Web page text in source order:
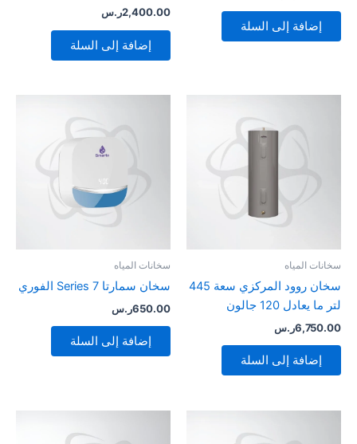
إضافة إلى السلة
2,400.00ر.س
إضافة إلى السلة
سخانات المياه
سخان روود المركزي سعة 445
لتر ما يعادل 120 جالون
6,750.00ر.س
إضافة إلى السلة
سخانات المياه
سخان سمارتا 7 Series الفوري
650.00ر.س
إضافة إلى السلة